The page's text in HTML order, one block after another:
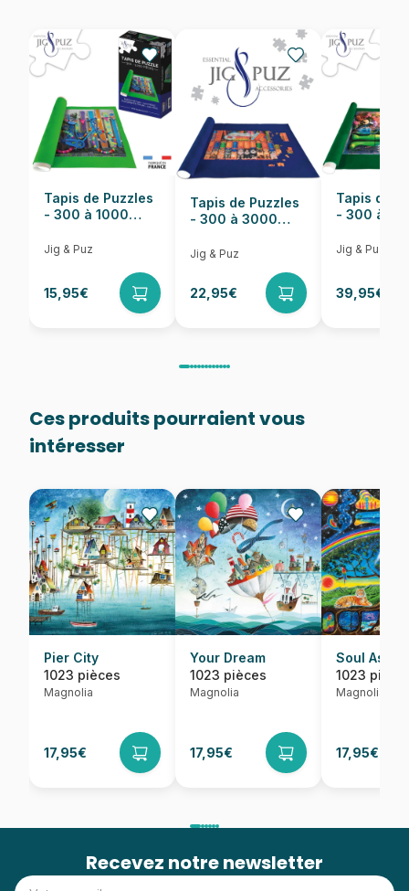
EAN 8699375068597
Nombre de pièces 1023 pièces
Dimensions 60 x 60 cm
Tapis de Puzzles
- 300 à 1000
Jig & Puz
15,95€
Tapis de Puzzles
- 300 à 3000
Jig & Puz
22,95€
Tapis de
- 300 à
Jig & Puz
39,95€
Ces produits pourraient vous
intéresser
Pier City
1023 pièces
Magnolia
17,95€
Your Dream
1023 pièces
Magnolia
17,95€
Soul
1023
Magnolia
17,95€
Recevez notre newsletter